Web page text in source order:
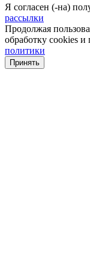
Я согласен (-на)
рассылки
Продолжая
обработку cookies и
политики
Принять